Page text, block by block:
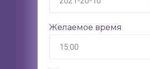
Желаемое время